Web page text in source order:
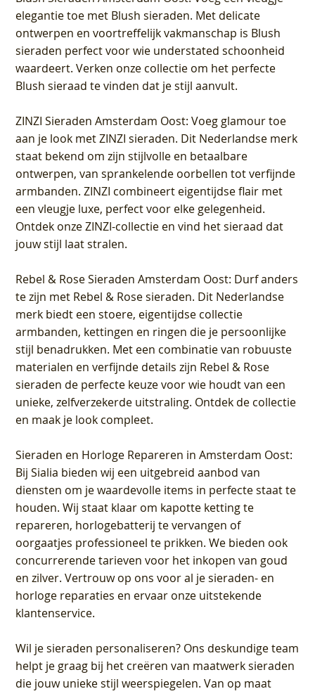
elegantie toe met Blush sieraden. Met delicate
ontwerpen en voortreffelijk vakmanschap is Blush
sieraden perfect voor wie understated schoonheid
waardeert. Verken onze collectie om het perfecte
Blush sieraad te vinden dat je stijl aanvult.
ZINZI Sieraden Amsterdam Oost: Voeg glamour toe
aan je look met ZINZI sieraden. Dit Nederlandse merk
staat bekend om zijn stijlvolle en betaalbare
ontwerpen, van sprankelende oorbellen tot verfijnde
armbanden. ZINZI combineert eigentijdse flair met
een vleugje luxe, perfect voor elke gelegenheid.
Ontdek onze ZINZI-collectie en vind het sieraad dat
jouw stijl laat stralen.
Rebel & Rose Sieraden Amsterdam Oost: Durf anders
te zijn met Rebel & Rose sieraden. Dit Nederlandse
merk biedt een stoere, eigentijdse collectie
armbanden, kettingen en ringen die je persoonlijke
stijl benadrukken. Met een combinatie van robuuste
materialen en verfijnde details zijn Rebel & Rose
sieraden de perfecte keuze voor wie houdt van een
unieke, zelfverzekerde uitstraling. Ontdek de collectie
en maak je look compleet.
Sieraden en Horloge Repareren in Amsterdam Oost:
Bij Sialia bieden wij een uitgebreid aanbod van
diensten om je waardevolle items in perfecte staat te
houden. Wij staat klaar om kapotte ketting te
repareren, horlogebatterij te vervangen of
oorgaatjes professioneel te prikken. We bieden ook
concurrerende tarieven voor het inkopen van goud
en zilver. Vertrouw op ons voor al je sieraden- en
horloge reparaties en ervaar onze uitstekende
klantenservice.
Wil je sieraden personaliseren? Ons deskundige team
helpt je graag bij het creëren van maatwerk sieraden
die jouw unieke stijl weerspiegelen. Van op maat